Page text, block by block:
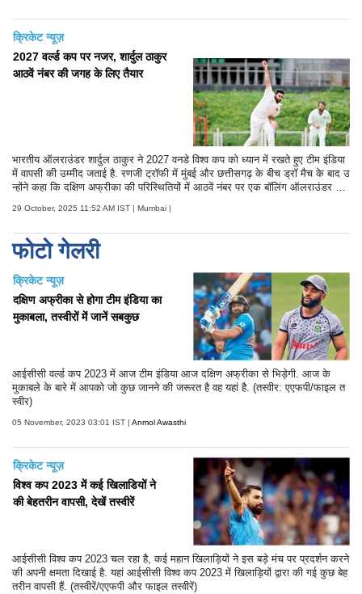
क्रिकेट न्यूज़
2027 वर्ल्ड कप पर नजर, शार्दुल ठाकुर
आठवें नंबर की जगह के लिए तैयार
भारतीय ऑलराउंडर शार्दुल ठाकुर ने 2027 वनडे विश्व कप को ध्यान में रखते हुए टीम इंडिया
में वापसी की उम्मीद जताई है. रणजी ट्रॉफी में मुंबई और छत्तीसगढ़ के बीच ड्रॉ मैच के बाद उ
न्होंने कहा कि दक्षिण अफ्रीका की परिस्थितियों में आठवें नंबर पर एक बॉलिंग ऑलराउंडर की
29 October, 2025 11:52 AM IST | Mumbai |
फोटो गेलरी
क्रिकेट न्यूज़
दक्षिण अफ्रीका से होगा टीम इंडिया का
मुकाबला, तस्वीरों में जानें सबकुछ
आईसीसी वर्ल्ड कप 2023 में आज टीम इंडिया आज दक्षिण अफ्रीका से भिड़ेगी. आज के
मुकाबले के बारे में आपको जो कुछ जानने की जरूरत है वह यहां है. (तस्वीर: एएफपी/फाइल त
स्वीर)
05 November, 2023 03:01 IST | Anmol Awasthi
क्रिकेट न्यूज़
विश्व कप 2023 में कई खिलाडियों ने
की बेहतरीन वापसी, देखें तस्वीरें
आईसीसी विश्व कप 2023 चल रहा है, कई महान खिलाड़ियों ने इस बड़े मंच पर प्रदर्शन करने
की अपनी क्षमता दिखाई है. यहां आईसीसी विश्व कप 2023 में खिलाड़ियों द्वारा की गई कुछ बेह
तरीन वापसी हैं. (तस्वीरें/एएफपी और फाइल तस्वीरें)